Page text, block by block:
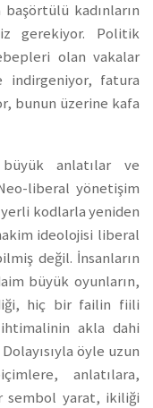
başörtülü kadınların
gerekiyor. Politik
olan vakalar
indirgeniyor, fatura
bunun üzerine kafa
anlatılar ve
liberal yönetişim
kodlarla yeniden
ideolojisi liberal
değil. İnsanların
büyük oyunların,
hiç bir failin fiili
akla dahi
öyle uzun
anlatılara,
sembol yarat, ikiliği